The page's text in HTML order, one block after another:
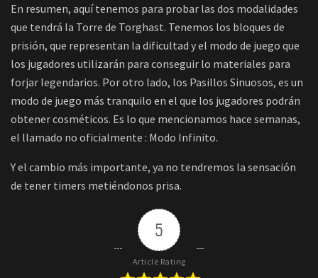
En resumen, aquí tenemos para probar las dos modalidades
que tendrá la Torre de Torghast. Tenemos los bloques de
prisión, que representan la dificultad y el modo de juego que
los jugadores utilizarán para conseguir lo materiales para
forjar legendarios. Por otro lado, los Pasillos Sinuosos, es un
modo de juego más tranquilo en el que los jugadores podrán
obtener cosméticos. Es lo que mencionamos hace semanas,
el llamado no oficialmente : Modo Infinito.
Y el cambio más importante, ya no tendremos la sensación
de tener timers metiéndonos prisa.
5
Article Rating